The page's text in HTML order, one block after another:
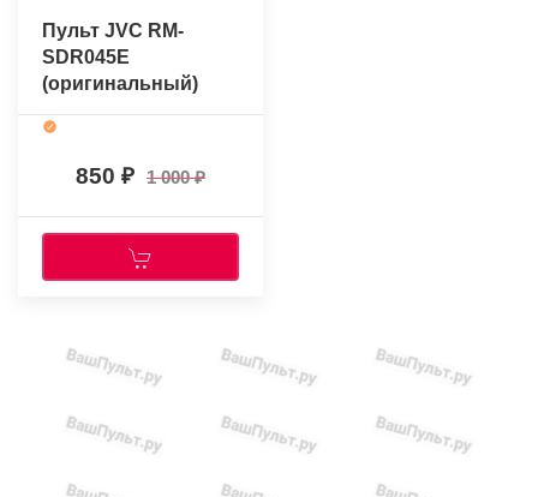
Пульт JVC RM-
SDR045E
(оригинальный)
850 1 000